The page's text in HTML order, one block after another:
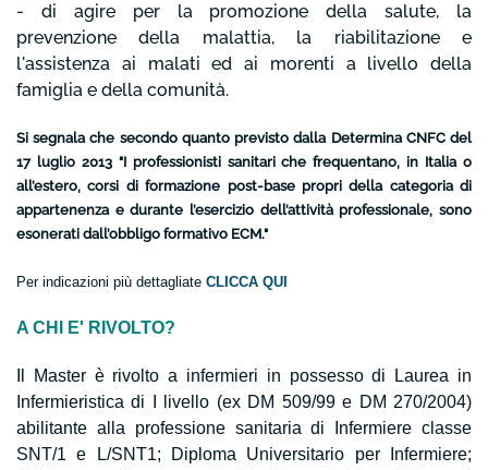
- di agire per la promozione della salute, la
prevenzione della malattia, la riabilitazione e
l'assistenza ai malati ed ai morenti a livello della
famiglia e della comunità.
Si segnala che secondo quanto previsto dalla Determina CNFC del
17 luglio 2013 "I professionisti sanitari che frequentano, in Italia o
all’estero, corsi di formazione post-base propri della categoria di
appartenenza e durante l’esercizio dell’attività professionale, sono
esonerati dall’obbligo formativo ECM."
Per indicazioni più dettagliate CLICCA QUI
A CHI E' RIVOLTO?
Il Master è rivolto a infermieri in possesso di Laurea in
Infermieristica di I livello (ex DM 509/99 e DM 270/2004)
abilitante alla professione sanitaria di Infermiere classe
SNT/1 e L/SNT1; Diploma Universitario per Infermiere;